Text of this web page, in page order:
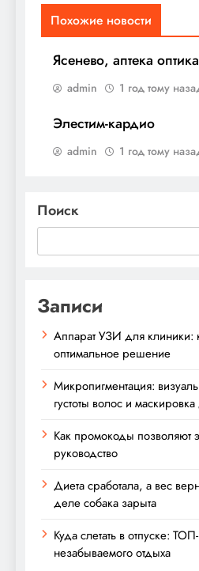
Похожие новости
Ясенево, аптека оптика
admin 1 год тому
Элестим-кардио
admin 1 год тому
Поиск
Записи
Аппарат УЗИ для клиники:
оптимальное решение
Микропигментация:
густоты волос и
Как промокоды позволяют
руководство
Диета сработала, а вес
деле собака зарыта
Куда слетать в отпуске:
незабываемого отдыха